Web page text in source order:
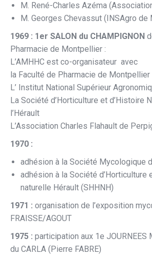
M. René-Charles Azéma
M. Georges Chevassut (INSAgro de
1969 : 1er SALON du CHAMPIGNON
Pharmacie de Montpellier :
L’AMHHC est co-organisateur avec
la Faculté de Pharmacie de Montpellier
L’ Institut National Supérieur
La Société d’Horticulture et d’Histoire
l’Hérault
L’Association Charles Flahault de
1970 :
adhésion à la Société Mycologique
adhésion à la Société d’Horticulture
naturelle Hérault (SHHNH)
1971 : organisation de l’exposition
FRAISSE/AGOUT
1975 : participation aux 1e JOURNEES
du CARLA (Pierre FABRE)